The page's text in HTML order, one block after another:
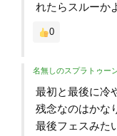
れたらスルーか
0
名無しのスプラトゥー
最初と最後に冷
残念なのはかな
最後フェスみた